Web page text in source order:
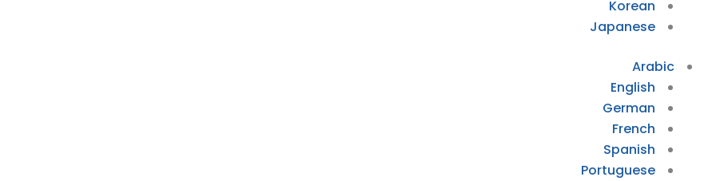
Korean
Japanese
Arabic
English
German
French
Spanish
Portuguese